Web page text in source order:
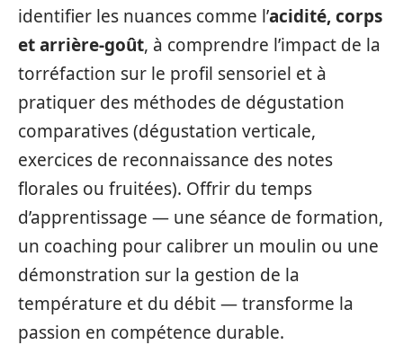
identifier les nuances comme l’acidité, corps
et arrière-goût, à comprendre l’impact de la
torréfaction sur le profil sensoriel et à
pratiquer des méthodes de dégustation
comparatives (dégustation verticale,
exercices de reconnaissance des notes
florales ou fruitées). Offrir du temps
d’apprentissage — une séance de formation,
un coaching pour calibrer un moulin ou une
démonstration sur la gestion de la
température et du débit — transforme la
passion en compétence durable.